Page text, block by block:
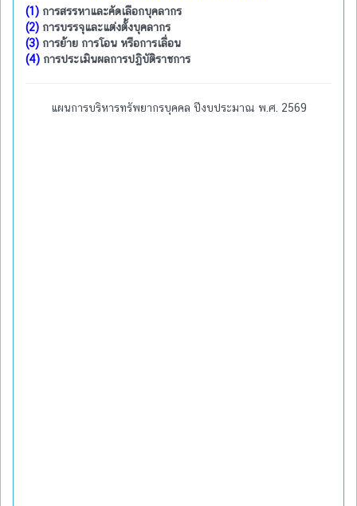
(1) การสรรหาและคัดเลือกบุคลากร
(2) การบรรจุและแต่งตั้งบุคลากร
(3) การย้าย การโอน หรือการเลื่อน
(4) การประเมินผลการปฏิบัติราชการ
แผนการบริหารทรัพยากรบุคคล ปีงบประมาณ พ.ศ. 2569